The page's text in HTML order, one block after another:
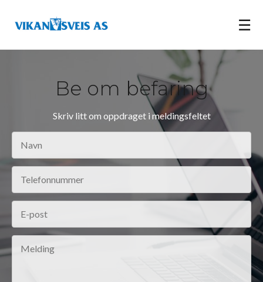
☰
Be om befaring
Skriv litt om oppdraget i meldingsfeltet